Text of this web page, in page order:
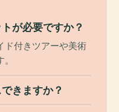
が必要ですか？
ド付きツアーや美術
きますか？